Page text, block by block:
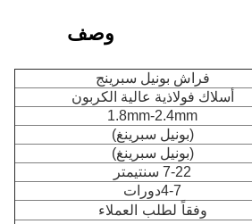
وصف
فراش بونيل سبرينج
أسلاك فولاذية عالية الكربون
1.8mm-2.4mm
(بونيل سبرينغ)
(بونيل سبرينغ)
7-22 سنتيمتر
4-7دورات
وفقاً لطلب العملاء